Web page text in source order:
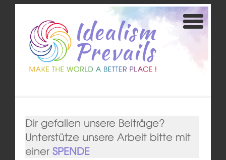
Dir gefallen unsere Beiträge?
Unterstütze unsere Arbeit bitte mit
einer SPENDE